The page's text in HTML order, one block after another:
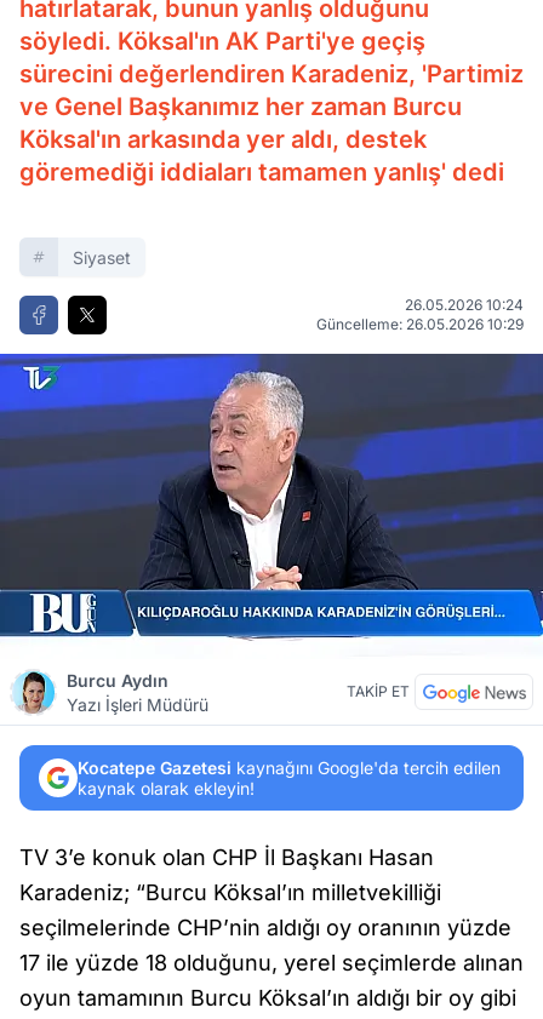
hatırlatarak, bunun yanlış olduğunu
söyledi. Köksal'ın AK Parti'ye geçiş
sürecini değerlendiren Karadeniz, 'Partimiz
ve Genel Başkanımız her zaman Burcu
Köksal'ın arkasında yer aldı, destek
göremediği iddiaları tamamen yanlış' dedi
Siyaset
26.05.2026 10:24
Güncelleme: 26.05.2026 10:29
Burcu Aydın
Yazı İşleri Müdürü
TAKİP ET
Kocatepe Gazetesi kaynağını Google'da tercih edilen
kaynak olarak ekleyin!
TV 3’e konuk olan CHP İl Başkanı Hasan
Karadeniz; “Burcu Köksal’ın milletvekilliği
seçilmelerinde CHP’nin aldığı oy oranının yüzde
17 ile yüzde 18 olduğunu, yerel seçimlerde alınan
oyun tamamının Burcu Köksal’ın aldığı bir oy gibi